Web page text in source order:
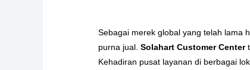
Sebagai merek global yang telah lama
purna jual.Solahart Customer Center
Kehadiran pusat layanan di berbagai